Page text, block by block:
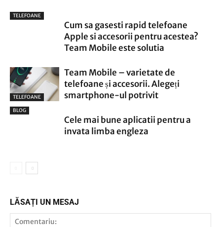
TELEFOANE
Cum sa gasesti rapid telefoane
Apple si accesorii pentru acestea?
Team Mobile este solutia
TELEFOANE
Team Mobile – varietate de
telefoane și accesorii. Alegeți
smartphone-ul potrivit
BLOG
Cele mai bune aplicatii pentru a
invata limba engleza
LĂSAȚI UN MESAJ